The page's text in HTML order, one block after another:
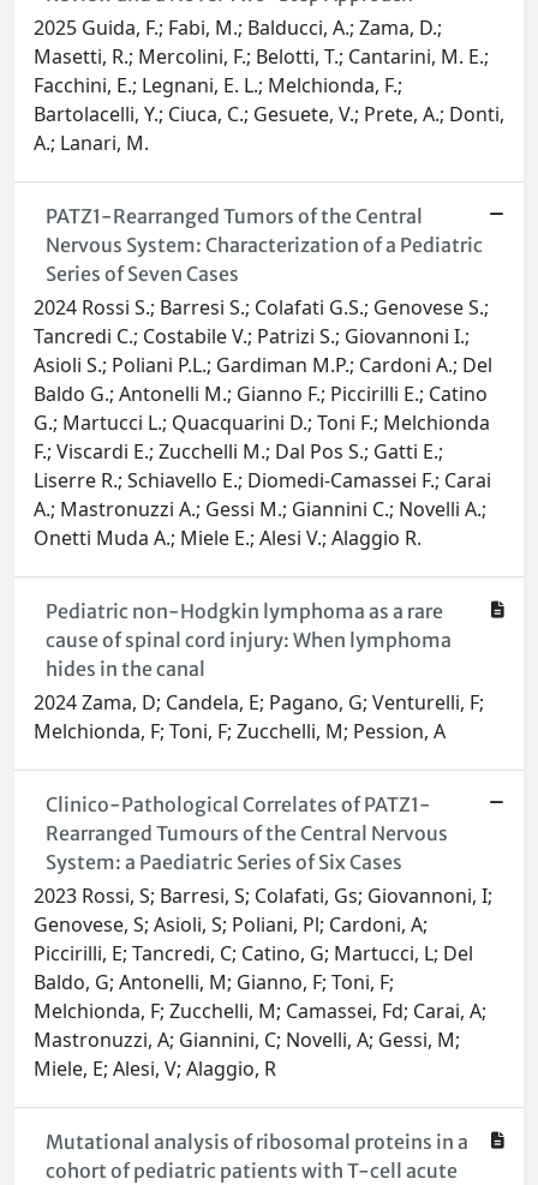
2025 Guida, F.; Fabi, M.; Balducci, A.; Zama, D.;
Masetti, R.; Mercolini, F.; Belotti, T.; Cantarini, M. E.;
Facchini, E.; Legnani, E. L.; Melchionda, F.;
Bartolacelli, Y.; Ciuca, C.; Gesuete, V.; Prete, A.; Donti,
A.; Lanari, M.
PATZ1-Rearranged Tumors of the Central
Nervous System: Characterization of a Pediatric
Series of Seven Cases
2024 Rossi S.; Barresi S.; Colafati G.S.; Genovese S.;
Tancredi C.; Costabile V.; Patrizi S.; Giovannoni I.;
Asioli S.; Poliani P.L.; Gardiman M.P.; Cardoni A.; Del
Baldo G.; Antonelli M.; Gianno F.; Piccirilli E.; Catino
G.; Martucci L.; Quacquarini D.; Toni F.; Melchionda
F.; Viscardi E.; Zucchelli M.; Dal Pos S.; Gatti E.;
Liserre R.; Schiavello E.; Diomedi-Camassei F.; Carai
A.; Mastronuzzi A.; Gessi M.; Giannini C.; Novelli A.;
Onetti Muda A.; Miele E.; Alesi V.; Alaggio R.
Pediatric non-Hodgkin lymphoma as a rare
cause of spinal cord injury: When lymphoma
hides in the canal
2024 Zama, D; Candela, E; Pagano, G; Venturelli, F;
Melchionda, F; Toni, F; Zucchelli, M; Pession, A
Clinico-Pathological Correlates of PATZ1-
Rearranged Tumours of the Central Nervous
System: a Paediatric Series of Six Cases
2023 Rossi, S; Barresi, S; Colafati, Gs; Giovannoni, I;
Genovese, S; Asioli, S; Poliani, Pl; Cardoni, A;
Piccirilli, E; Tancredi, C; Catino, G; Martucci, L; Del
Baldo, G; Antonelli, M; Gianno, F; Toni, F;
Melchionda, F; Zucchelli, M; Camassei, Fd; Carai, A;
Mastronuzzi, A; Giannini, C; Novelli, A; Gessi, M;
Miele, E; Alesi, V; Alaggio, R
Mutational analysis of ribosomal proteins in a
cohort of pediatric patients with T-cell acute